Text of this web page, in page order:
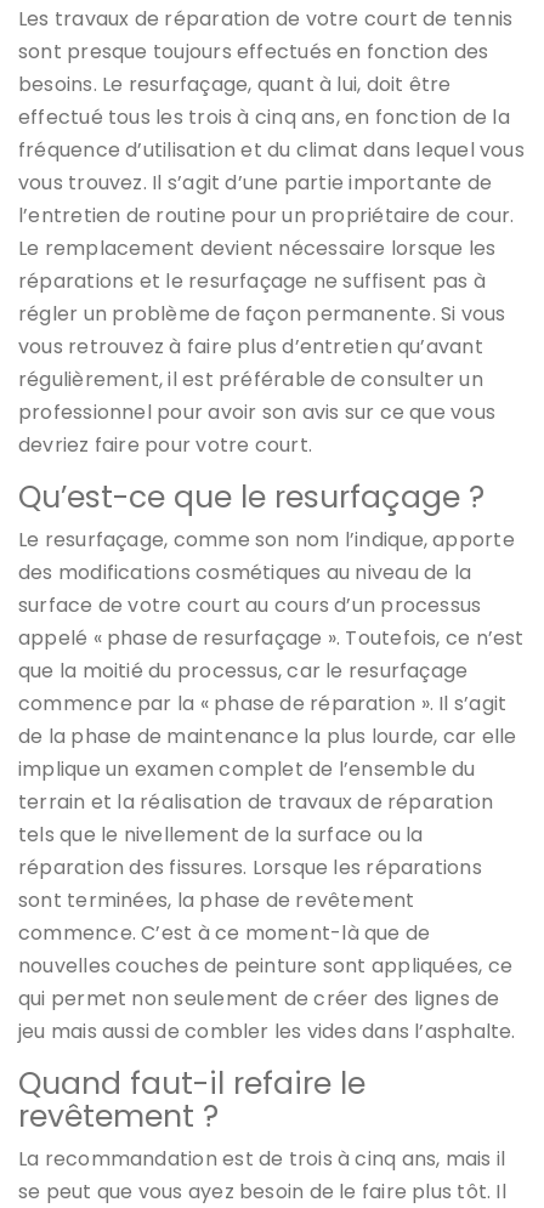
Les travaux de réparation de votre court de tennis
sont presque toujours effectués en fonction des
besoins. Le resurfaçage, quant à lui, doit être
effectué tous les trois à cinq ans, en fonction de la
fréquence d’utilisation et du climat dans lequel vous
vous trouvez. Il s’agit d’une partie importante de
l’entretien de routine pour un propriétaire de cour.
Le remplacement devient nécessaire lorsque les
réparations et le resurfaçage ne suffisent pas à
régler un problème de façon permanente. Si vous
vous retrouvez à faire plus d’entretien qu’avant
régulièrement, il est préférable de consulter un
professionnel pour avoir son avis sur ce que vous
devriez faire pour votre court.
Qu’est-ce que le resurfaçage ?
Le resurfaçage, comme son nom l’indique, apporte
des modifications cosmétiques au niveau de la
surface de votre court au cours d’un processus
appelé « phase de resurfaçage ». Toutefois, ce n’est
que la moitié du processus, car le resurfaçage
commence par la « phase de réparation ». Il s’agit
de la phase de maintenance la plus lourde, car elle
implique un examen complet de l’ensemble du
terrain et la réalisation de travaux de réparation
tels que le nivellement de la surface ou la
réparation des fissures. Lorsque les réparations
sont terminées, la phase de revêtement
commence. C’est à ce moment-là que de
nouvelles couches de peinture sont appliquées, ce
qui permet non seulement de créer des lignes de
jeu mais aussi de combler les vides dans l’asphalte.
Quand faut-il refaire le
revêtement ?
La recommandation est de trois à cinq ans, mais il
se peut que vous ayez besoin de le faire plus tôt. Il